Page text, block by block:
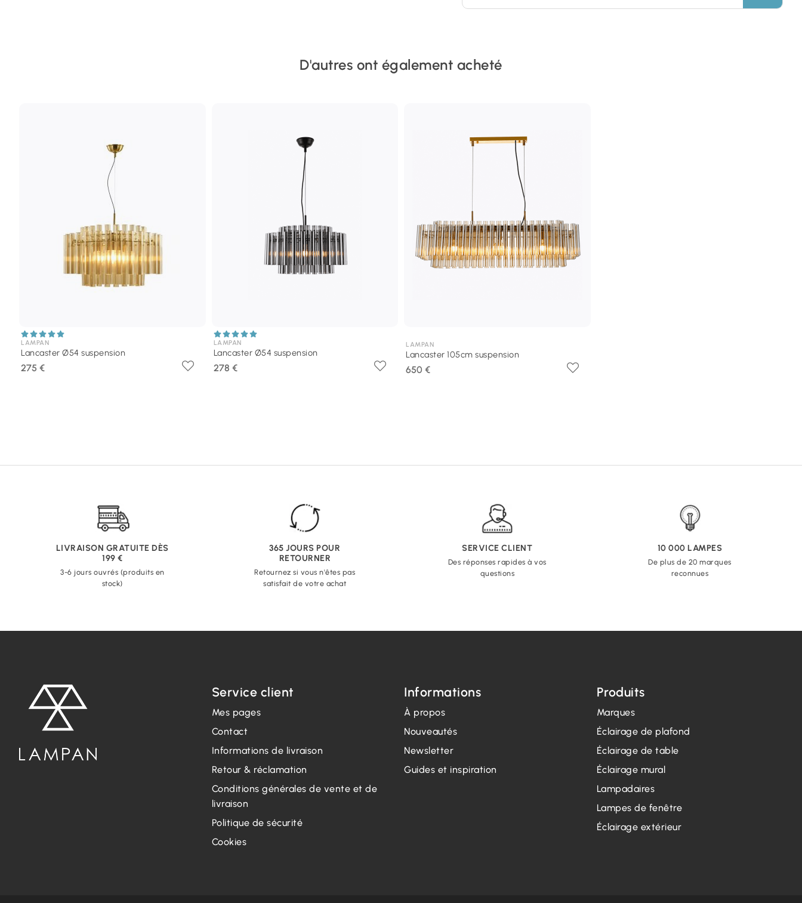
D'autres ont également acheté
LAMPAN
Lancaster Ø54 suspension
275 €
LAMPAN
Lancaster Ø54 suspension
278 €
LAMPAN
Lancaster 105cm suspension
650 €
LIVRAISON GRATUITE DÈS
199 €
3-6 jours ouvrés (produits en
stock)
365 JOURS POUR
RETOURNER
Retournez si vous n'êtes pas
satisfait de votre achat
SERVICE CLIENT
Des réponses rapides à vos
questions
10 000 LAMPES
De plus de 20 marques
reconnues
Service client
Mes pages
Contact
Informations de livraison
Retour & réclamation
Conditions générales de vente et de
livraison
Politique de sécurité
Cookies
Informations
À propos
Nouveautés
Newsletter
Guides et inspiration
Produits
Marques
Éclairage de plafond
Éclairage de table
Éclairage mural
Lampadaires
Lampes de fenêtre
Éclairage extérieur